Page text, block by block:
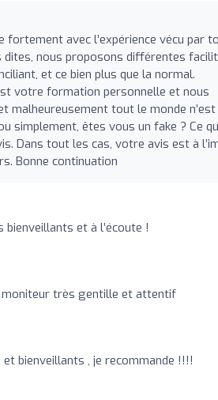
avec l’expérience vécu par
dites, nous proposons différentes
et ce bien plus que la normal.
votre formation personnelle et nous
malheureusement tout le monde n’est
simplement, êtes vous un fake ? Ce
Dans tout les cas, votre avis est à
Bonne continuation
et à l’écoute !
moniteur très gentille et attentif
bienveillants , je recommande !!!!